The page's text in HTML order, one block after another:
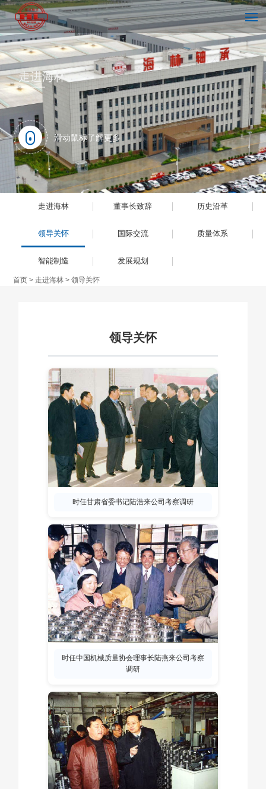
首页
走进海林
技术中心
人力资源
联系我们
English
走进海林
滑动鼠标了解更多
走进海林 董事长致辞 历史沿革
领导关怀 国际交流 质量体系
智能制造 发展规划
首页 > 走进海林 >领导关怀
领导关怀
时任甘肃省委书记陆浩来公司考察调研
时任中国机械质量协会理事长陆燕来公司考察
调研